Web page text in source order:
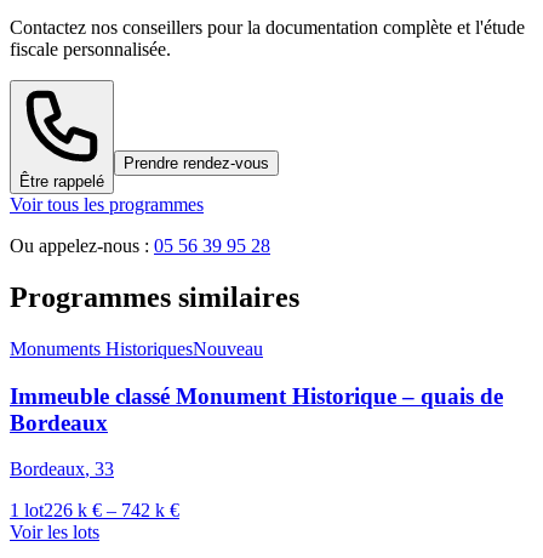
Contactez nos conseillers pour la documentation complète et l'étude
fiscale personnalisée.
Être rappelé
Prendre rendez-vous
Voir tous les programmes
Ou appelez-nous : 05 56 39 95 28
Programmes similaires
Monuments HistoriquesNouveau
Immeuble classé Monument Historique – quais de
Bordeaux
Bordeaux, 33
1 lot226 k € – 742 k €
Voir les lots